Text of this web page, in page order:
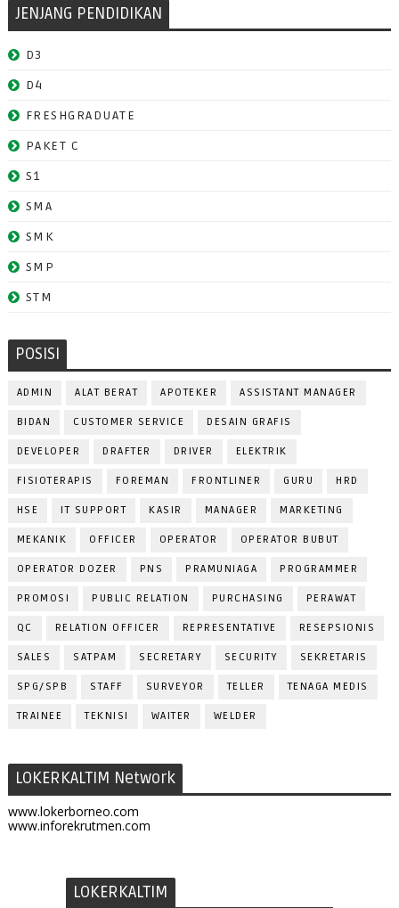
JENJANG PENDIDIKAN
D3
D4
FRESHGRADUATE
PAKET C
S1
SMA
SMK
SMP
STM
POSISI
ADMIN ALAT BERAT APOTEKER ASSISTANT MANAGER
BIDAN CUSTOMER SERVICE DESAIN GRAFIS
DEVELOPER DRAFTER DRIVER ELEKTRIK
FISIOTERAPIS FOREMAN FRONTLINER GURU HRD
HSE IT SUPPORT KASIR MANAGER MARKETING
MEKANIK OFFICER OPERATOR OPERATOR BUBUT
OPERATOR DOZER PNS PRAMUNIAGA PROGRAMMER
PROMOSI PUBLIC RELATION PURCHASING PERAWAT
QC RELATION OFFICER REPRESENTATIVE RESEPSIONIS
SALES SATPAM SECRETARY SECURITY SEKRETARIS
SPG/SPB STAFF SURVEYOR TELLER TENAGA MEDIS
TRAINEE TEKNISI WAITER WELDER
LOKERKALTIM Network
www.lokerborneo.com
www.inforekrutmen.com
LOKERKALTIM